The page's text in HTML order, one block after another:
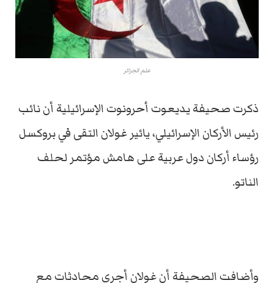
علم الجزائر
ذكرت صحيفة يديعوت أحرونوت الإسرائيلية أن نائب
رئيس الأركان الإسرائيلي، يائير غولان التقى في بروكسل
رؤساء أركان دول عربية على هامش مؤتمر لحلف
الناتو.
وأضافت الصحيفة أن غولان أجرى محادثات مع